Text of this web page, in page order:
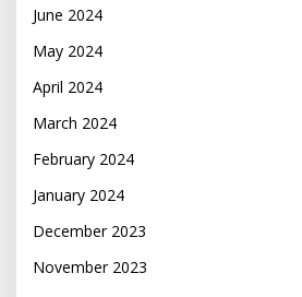
June 2024
May 2024
April 2024
March 2024
February 2024
January 2024
December 2023
November 2023